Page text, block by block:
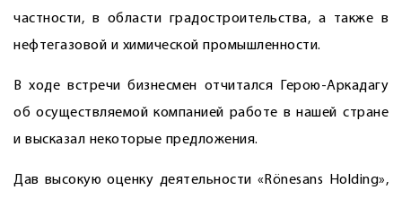
частности, в области градостроительства, а также в
нефтегазовой и химической промышленности.
В ходе встречи бизнесмен отчитался Герою-Аркадагу
об осуществляемой компанией работе в нашей стране
и высказал некоторые предложения.
Дав высокую оценку деятельности «Rönesans Holding»,